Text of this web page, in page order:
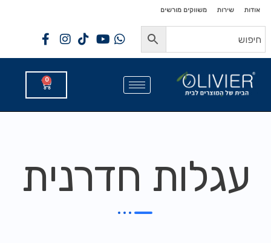
לתוכן
לתוכן
אודות שירות משווקים מורשים
0
עגלות חדרנית